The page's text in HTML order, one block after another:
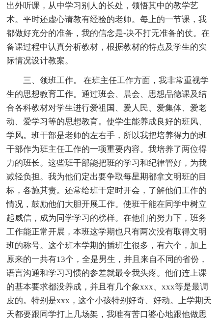
出外听课，从中学习别人的长处，领悟其中的教学艺
术。平时还虚心请教有经验的老师。每上的一节课，我
都做好充分的准备，我的信念是-决不打无准备的仗。在
备课过程中认真分析教材，根据教材的特点及学生的实
际情况设计教案。
三、领班工作。 在班主任工作方面，我非常重视学
生的思想教育工作。通过班会、晨会、思想品德课及结
合各科教材对学生进行爱祖国、爱人民、爱集体、爱老
动、爱学习等的思想教育。使学生能养成良好的班风、
学风。班干部是老师的左右手，所以我把培养得力的班
干部作为班主任工作的一项重要内容。我培养了两位得
力的班长。这些班干部能把班的学习和纪律管好，为我
减轻负担。我为他们定出要争取每星期都拿文明班的目
标，各施其责。还常给班干定时开会，了解他们工作的
情况，鼓励他们大胆开展工作。使班干能在同学中树立
起威信，成为同学学习的榜样。在他们的努力下，班务
工作能正常开展，本班这学期也只有两次没有取得文明
班的称号。这个班本学期的插班生很多，有六个，加上
原来的一共有13个，全是男生，并且来自不同的省份，
语言沟通和学习习惯的参差就最令我头疼。他们连上课
的基本要求都没养成，并且有几个象xxx、xxx等是最调
皮的。特别是xxx，这个小孩特别好奇、好动。上学期天
天都要跟同学打上几场架，我唯有苦口婆心地跟他做思